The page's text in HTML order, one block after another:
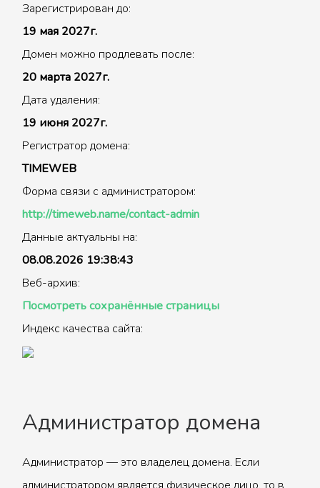
Зарегистрирован до:
19 мая 2027г.
Домен можно продлевать после:
20 марта 2027г.
Дата удаления:
19 июня 2027г.
Регистратор домена:
TIMEWEB
Форма связи с администратором:
http://timeweb.name/contact-admin
Данные актуальны на:
08.08.2026 19:38:43
Веб-архив:
Посмотреть сохранённые страницы
Индекс качества сайта:
Администратор домена
Администратор — это владелец домена. Если